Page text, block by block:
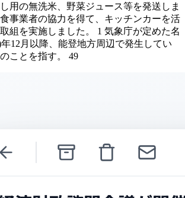
用の無洗米、野菜ジュース等を発送しま
事業者の協力を得て、キッチンカーを活
組を実施しました。 1 気象庁が定めた名
12月以降、能登地方周辺で発生してい
ことを指す。 49